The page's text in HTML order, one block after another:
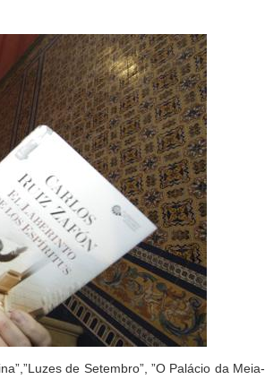
de Setembro”, ”O Palácio da Meia-